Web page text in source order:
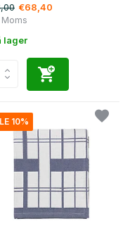
€68,40
Moms
lager
10%